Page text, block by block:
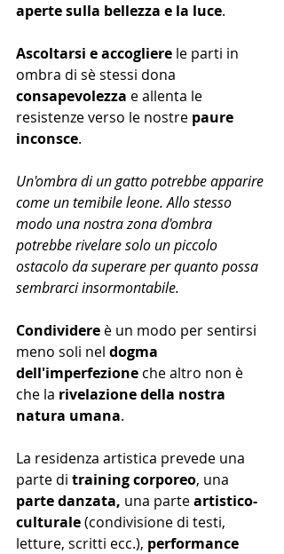
aperte sulla bellezza e la luce.
Ascoltarsi e accogliere le parti in
ombra di sè stessi dona
consapevolezza e allenta le
resistenze verso le nostre paure
inconsce.
Un'ombra di un gatto potrebbe apparire
come un temibile leone. Allo stesso
modo una nostra zona d'ombra
potrebbe rivelare solo un piccolo
ostacolo da superare per quanto possa
sembrarci insormontabile.
Condividere è un modo per sentirsi
meno soli nel dogma
dell'imperfezione che altro non è
che la rivelazione della nostra
natura umana.
La residenza artistica prevede una
parte di training corporeo, una
parte danzata, una parte artistico-
culturale (condivisione di testi,
letture, scritti ecc.), performance